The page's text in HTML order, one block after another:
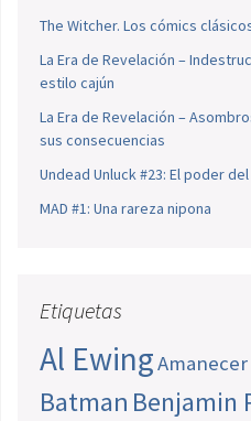
The Witcher. Los cómics
La Era de Revelación –
estilo cajún
La Era de Revelación –
sus consecuencias
Undead Unluck #23: El poder
MAD #1: Una rareza nipona
Etiquetas
Al EwingAmanecer
Batman Benjamin